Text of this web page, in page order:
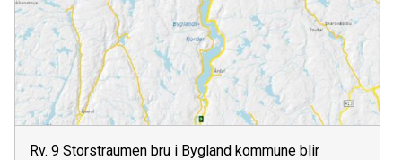
Rv. 9 Storstraumen bru i Bygland kommune blir